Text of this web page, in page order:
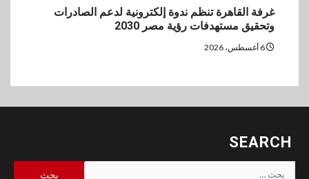
غرفة القاهرة تنظم ندوة إلكترونية لدعم الصادرات
وتحقيق مستهدفات رؤية مصر 2030
SEARCH
البحث